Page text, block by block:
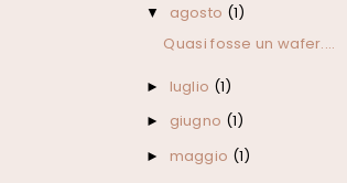
▼ agosto (1)
Quasi fosse un wafer....
► luglio (1)
► giugno (1)
► maggio (1)